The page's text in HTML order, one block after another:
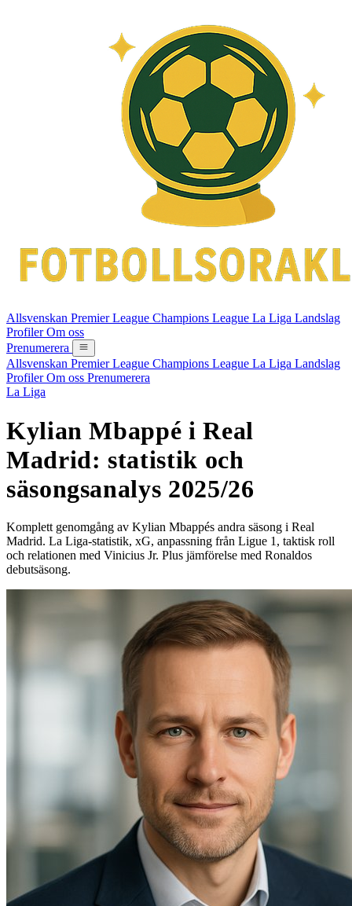
Allsvenskan Premier League Champions League La Liga Landslag
ProfilerOm oss
Prenumerera
Allsvenskan Premier League Champions League La Liga Landslag
ProfilerOm oss Prenumerera
La Liga
Kylian Mbappé i Real
Madrid: statistik och
säsongsanalys 2025/26
Komplett genomgång av Kylian Mbappés andra säsong i Real
Madrid. La Liga-statistik, xG, anpassning från Ligue 1, taktisk roll
och relationen med Vinicius Jr. Plus jämförelse med Ronaldos
debutsäsong.